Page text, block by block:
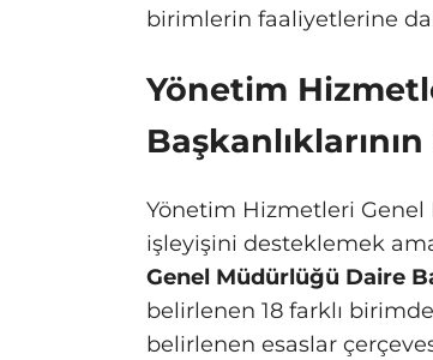
birimlerin faaliyetlerine
Yönetim
Yönetim Hizmetleri Genel
işleyişini desteklemek
Genel Müdürlüğü Daire
belirlenen 18 farklı
belirlenen esaslar